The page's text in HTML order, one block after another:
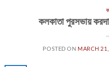
কলকাতা পুরসভায়
POSTED ON MARCH